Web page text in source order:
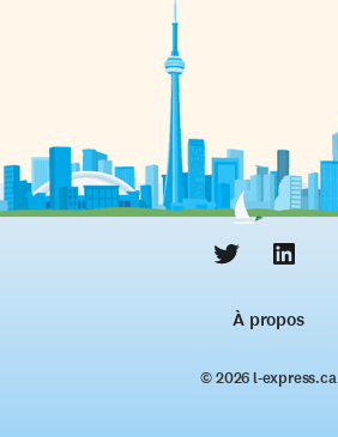
À propos
© 2026 l‑express.ca